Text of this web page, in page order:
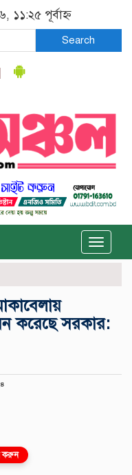
১১:২৫ পূর্বাহ্ন
Search
Toggle
করেছে সরকার:
করুন